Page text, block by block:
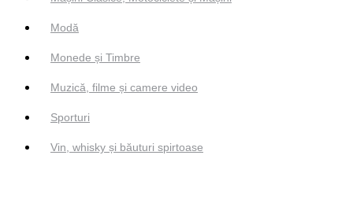
Modă
Monede și Timbre
Muzică, filme și camere video
Sporturi
Vin, whisky și băuturi spirtoase